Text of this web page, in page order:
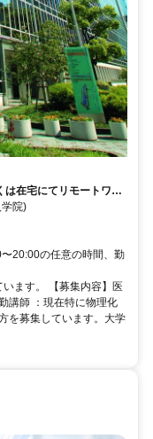
は在宅にてリモートワー
院)
20:00の任意の時間、勤
ます。 【募集内容】医
師 ：現在特に物理化
を募集しています。大学